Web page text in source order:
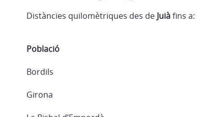
Distàncies quilomètriques des de Juiàfins a:
Població
Bordils
Girona